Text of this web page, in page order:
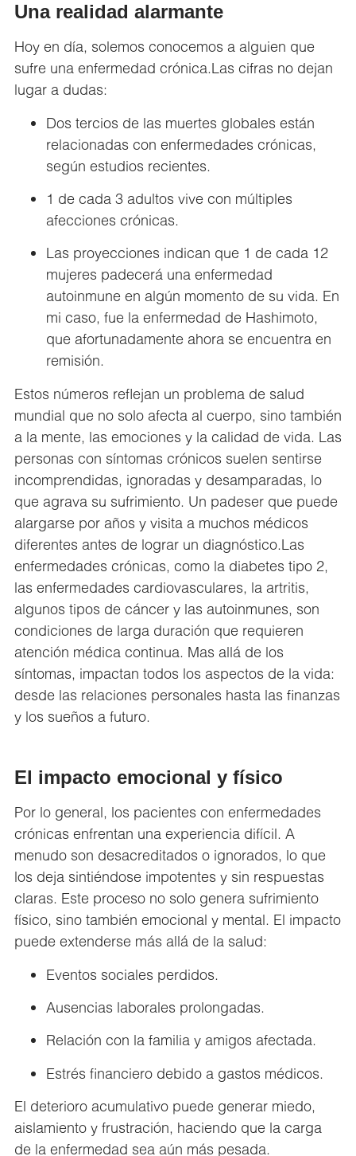
Una realidad alarmante
Hoy en día, solemos conocemos a alguien que
sufre una enfermedad crónica.Las cifras no dejan
lugar a dudas:
Dos tercios de las muertes globales están
relacionadas con enfermedades crónicas,
según estudios recientes.
1 de cada 3 adultos vive con múltiples
afecciones crónicas.
Las proyecciones indican que 1 de cada 12
mujeres padecerá una enfermedad
autoinmune en algún momento de su vida. En
mi caso, fue la enfermedad de Hashimoto,
que afortunadamente ahora se encuentra en
remisión.
Estos números reflejan un problema de salud
mundial que no solo afecta al cuerpo, sino también
a la mente, las emociones y la calidad de vida. Las
personas con síntomas crónicos suelen sentirse
incomprendidas, ignoradas y desamparadas, lo
que agrava su sufrimiento. Un padeser que puede
alargarse por años y visita a muchos médicos
diferentes antes de lograr un diagnóstico.Las
enfermedades crónicas, como la diabetes tipo 2,
las enfermedades cardiovasculares, la artritis,
algunos tipos de cáncer y las autoinmunes, son
condiciones de larga duración que requieren
atención médica continua. Mas allá de los
síntomas, impactan todos los aspectos de la vida:
desde las relaciones personales hasta las finanzas
y los sueños a futuro.
El impacto emocional y físico
Por lo general, los pacientes con enfermedades
crónicas enfrentan una experiencia difícil. A
menudo son desacreditados o ignorados, lo que
los deja sintiéndose impotentes y sin respuestas
claras. Este proceso no solo genera sufrimiento
físico, sino también emocional y mental. El impacto
puede extenderse más allá de la salud:
Eventos sociales perdidos.
Ausencias laborales prolongadas.
Relación con la familia y amigos afectada.
Estrés financiero debido a gastos médicos.
El deterioro acumulativo puede generar miedo,
aislamiento y frustración, haciendo que la carga
de la enfermedad sea aún más pesada.